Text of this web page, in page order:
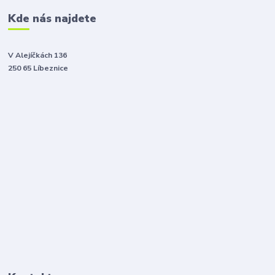
Kde nás najdete
V Alejíčkách 136
250 65 Líbeznice